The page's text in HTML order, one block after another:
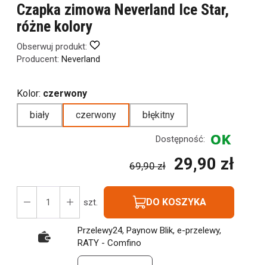
Czapka zimowa Neverland Ice Star,
różne kolory
Obserwuj produkt:
Producent: Neverland
Kolor: czerwony
biały
czerwony błękitny
Dostępność:
69,90 zł 29,90 zł
szt. DO KOSZYKA
Przelewy24, Paynow Blik, e-przelewy,
RATY - Comfino